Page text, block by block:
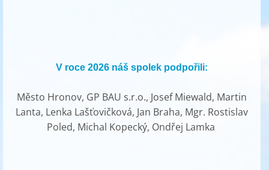
V roce 2026 náš spolek podpořili:
Město Hronov, GP BAU s.r.o., Josef Miewald, Martin
Lanta, Lenka Lašťovičková, Jan Braha, Mgr. Rostislav
Poled, Michal Kopecký, Ondřej Lamka